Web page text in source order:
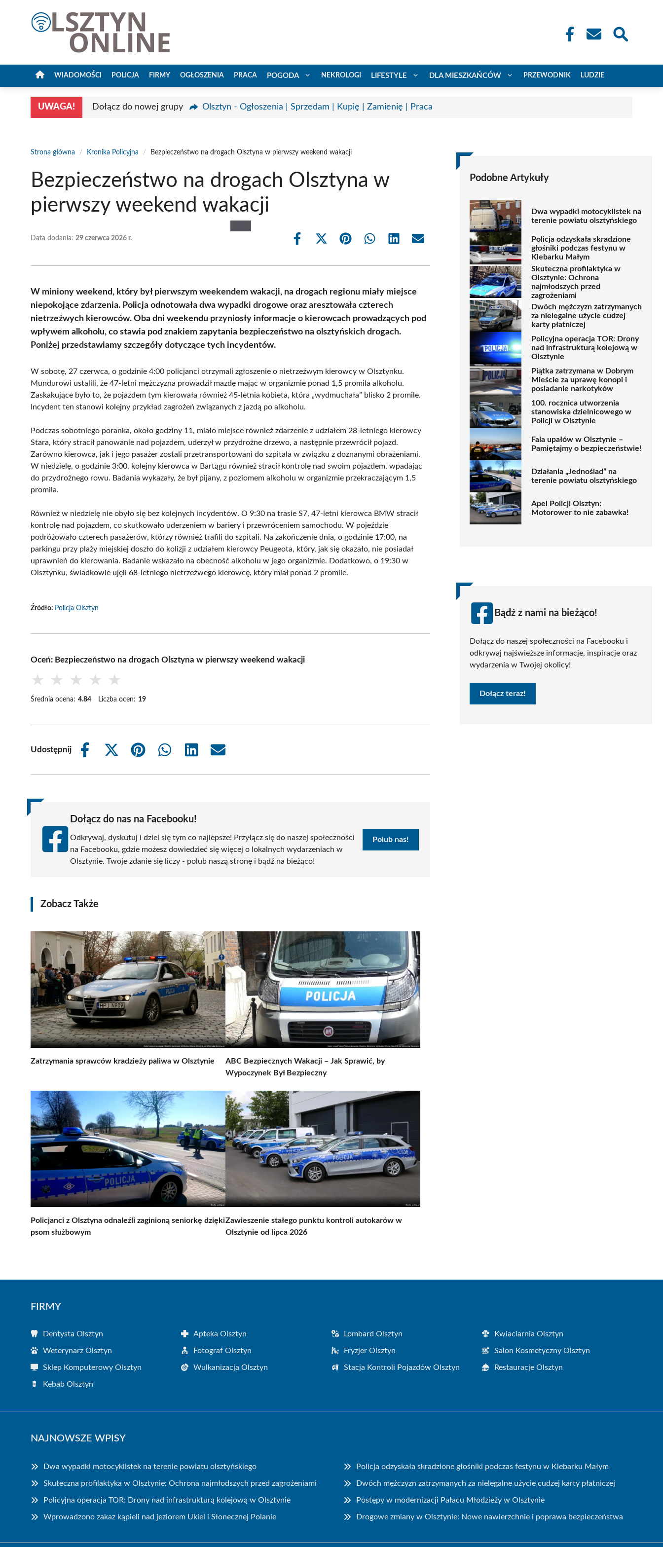
WIADOMOŚCI POLICJA FIRMY OGŁOSZENIA PRACA POGODA NEKROLOGI LIFESTYLE DLA MIESZKAŃCÓW PRZEWODNIK LUDZIE
UWAGA! Dołącz do nowej grupy Olsztyn - Ogłoszenia | Sprzedam | Kupię | Zamienię | Praca
Strona główna / Kronika Policyjna / Bezpieczeństwo na drogach Olsztyna w pierwszy weekend wakacji
Bezpieczeństwo na drogach Olsztyna w
pierwszy weekend wakacji
Data dodania: 29 czerwca 2026 r.
Share
Share
(Twitter)
Share Share Share Share
W miniony weekend, który był pierwszym weekendem wakacji, na drogach regionu miały miejsce
niepokojące zdarzenia. Policja odnotowała dwa wypadki drogowe oraz aresztowała czterech
nietrzeźwych kierowców. Oba dni weekendu przyniosły informacje o kierowcach prowadzących pod
wpływem alkoholu, co stawia pod znakiem zapytania bezpieczeństwo na olsztyńskich drogach.
Poniżej przedstawiamy szczegóły dotyczące tych incydentów.
W sobotę, 27 czerwca, o godzinie 4:00 policjanci otrzymali zgłoszenie o nietrzeźwym kierowcy w Olsztynku.
Mundurowi ustalili, że 47-letni mężczyzna prowadził mazdę mając w organizmie ponad 1,5 promila alkoholu.
Zaskakujące było to, że pojazdem tym kierowała również 45-letnia kobieta, która „wydmuchała” blisko 2 promile.
Incydent ten stanowi kolejny przykład zagrożeń związanych z jazdą po alkoholu.
Podczas sobotniego poranka, około godziny 11, miało miejsce również zdarzenie z udziałem 28-letniego kierowcy
Stara, który stracił panowanie nad pojazdem, uderzył w przydrożne drzewo, a następnie przewrócił pojazd.
Zarówno kierowca, jak i jego pasażer zostali przetransportowani do szpitala w związku z doznanymi obrażeniami.
W niedzielę, o godzinie 3:00, kolejny kierowca w Bartągu również stracił kontrolę nad swoim pojazdem, wpadając
do przydrożnego rowu. Badania wykazały, że był pijany, z poziomem alkoholu w organizmie przekraczającym 1,5
promila.
Również w niedzielę nie obyło się bez kolejnych incydentów. O 9:30 na trasie S7, 47-letni kierowca BMW stracił
kontrolę nad pojazdem, co skutkowało uderzeniem w bariery i przewróceniem samochodu. W pojeździe
podróżowało czterech pasażerów, którzy również trafili do szpitali. Na zakończenie dnia, o godzinie 17:00, na
parkingu przy plaży miejskiej doszło do kolizji z udziałem kierowcy Peugeota, który, jak się okazało, nie posiadał
uprawnień do kierowania. Badanie wskazało na obecność alkoholu w jego organizmie. Dodatkowo, o 19:30 w
Olsztynku, świadkowie ujęli 68-letniego nietrzeźwego kierowcę, który miał ponad 2 promile.
Źródło: Policja Olsztyn
Oceń: Bezpieczeństwo na drogach Olsztyna w pierwszy weekend wakacji
★ ★ ★ ★ ★
Średnia ocena: 4.84 Liczba ocen: 19
Udostępnij
Share
Share
(Twitter)
Share
Share
Share
Share
Dołącz do nas na Facebooku!
Odkrywaj, dyskutuj i dziel się tym co najlepsze! Przyłącz się do naszej społeczności
na Facebooku, gdzie możesz dowiedzieć się więcej o lokalnych wydarzeniach w
Olsztynie. Twoje zdanie się liczy - polub naszą stronę i bądź na bieżąco!
Polub nas!
Zobacz Także
Zatrzymania sprawców kradzieży paliwa w Olsztynie
ABC Bezpiecznych Wakacji – Jak Sprawić, by
Wypoczynek Był Bezpieczny
Policjanci z Olsztyna odnaleźli zaginioną seniorkę dzięki
psom służbowym
Zawieszenie stałego punktu kontroli autokarów w
Olsztynie od lipca 2026
Podobne Artykuły
Dwa wypadki motocyklistek na
terenie powiatu olsztyńskiego
Policja odzyskała skradzione
głośniki podczas festynu w
Klebarku Małym
Skuteczna profilaktyka w
Olsztynie: Ochrona
najmłodszych przed
zagrożeniami
Dwóch mężczyzn zatrzymanych
za nielegalne użycie cudzej
karty płatniczej
Policyjna operacja TOR: Drony
nad infrastrukturą kolejową w
Olsztynie
Piątka zatrzymana w Dobrym
Mieście za uprawę konopi i
posiadanie narkotyków
100. rocznica utworzenia
stanowiska dzielnicowego w
Policji w Olsztynie
Fala upałów w Olsztynie –
Pamiętajmy o bezpieczeństwie!
Działania „Jednoślad” na
terenie powiatu olsztyńskiego
Apel Policji Olsztyn:
Motorower to nie zabawka!
Bądź z nami na bieżąco!
Dołącz do naszej społeczności na Facebooku i
odkrywaj najświeższe informacje, inspiracje oraz
wydarzenia w Twojej okolicy!
Dołącz teraz!
FIRMY
Dentysta Olsztyn Apteka Olsztyn Lombard Olsztyn Kwiaciarnia Olsztyn
Weterynarz Olsztyn Fotograf Olsztyn Fryzjer Olsztyn Salon Kosmetyczny Olsztyn
Sklep Komputerowy Olsztyn Wulkanizacja Olsztyn Stacja Kontroli Pojazdów Olsztyn Restauracje Olsztyn
Kebab Olsztyn
NAJNOWSZE WPISY
Dwa wypadki motocyklistek na terenie powiatu olsztyńskiego Policja odzyskała skradzione głośniki podczas festynu w Klebarku Małym
Skuteczna profilaktyka w Olsztynie: Ochrona najmłodszych przed zagrożeniami Dwóch mężczyzn zatrzymanych za nielegalne użycie cudzej karty płatniczej
Policyjna operacja TOR: Drony nad infrastrukturą kolejową w Olsztynie Postępy w modernizacji Pałacu Młodzieży w Olsztynie
Wprowadzono zakaz kąpieli nad jeziorem Ukiel i Słonecznej Polanie Drogowe zmiany w Olsztynie: Nowe nawierzchnie i poprawa bezpieczeństwa